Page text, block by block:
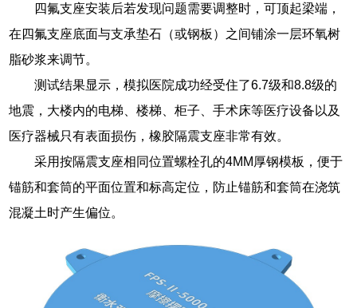
四氟支座安装后若发现问题需要调整时，可顶起梁端，
在四氟支座底面与支承垫石（或钢板）之间铺涂一层环氧树
脂砂浆来调节。
测试结果显示，模拟医院成功经受住了6.7级和8.8级的
地震，大楼内的电梯、楼梯、柜子、手术床等医疗设备以及
医疗器械只有表面损伤，橡胶隔震支座非常有效。
采用按隔震支座相同位置螺栓孔的4MM厚钢模板，便于
锚筋和套筒的平面位置和标高定位，防止锚筋和套筒在浇筑
混凝土时产生偏位。